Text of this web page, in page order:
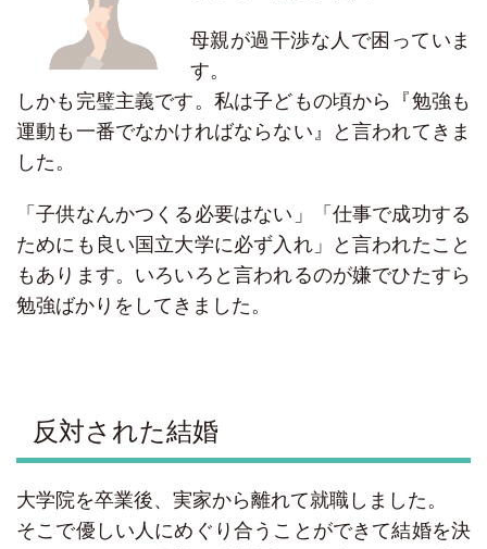
母親が過干渉な人で困っていま
す。
しかも完璧主義です。私は子どもの頃から『勉強も
運動も一番でなかければならない』と言われてきま
した。
「子供なんかつくる必要はない」「仕事で成功する
ためにも良い国立大学に必ず入れ」と言われたこと
もあります。いろいろと言われるのが嫌でひたすら
勉強ばかりをしてきました。
反対された結婚
大学院を卒業後、実家から離れて就職しました。
そこで優しい人にめぐり合うことができて結婚を決